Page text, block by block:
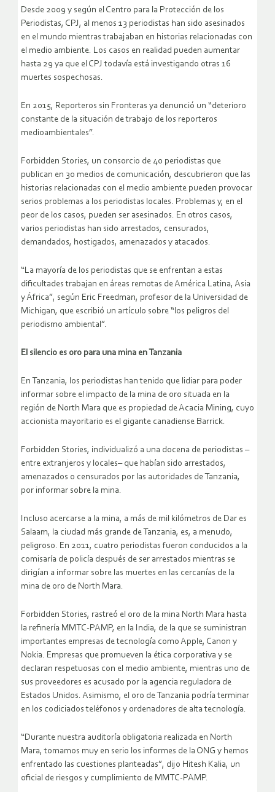
Desde 2009 y según el Centro para la Protección de los
Periodistas, CPJ, al menos 13 periodistas han sido asesinados
en el mundo mientras trabajaban en historias relacionadas con
el medio ambiente. Los casos en realidad pueden aumentar
hasta 29 ya que el CPJ todavía está investigando otras 16
muertes sospechosas.
En 2015, Reporteros sin Fronteras ya denunció un “deterioro
constante de la situación de trabajo de los reporteros
medioambientales”.
Forbidden Stories, un consorcio de 40 periodistas que
publican en 30 medios de comunicación, descubrieron que las
historias relacionadas con el medio ambiente pueden provocar
serios problemas a los periodistas locales. Problemas y, en el
peor de los casos, pueden ser asesinados. En otros casos,
varios periodistas han sido arrestados, censurados,
demandados, hostigados, amenazados y atacados.
“La mayoría de los periodistas que se enfrentan a estas
dificultades trabajan en áreas remotas de América Latina, Asia
y África”, según Eric Freedman, profesor de la Universidad de
Michigan, que escribió un artículo sobre “los peligros del
periodismo ambiental”.
El silencio es oro para una mina en Tanzania
En Tanzania, los periodistas han tenido que lidiar para poder
informar sobre el impacto de la mina de oro situada en la
región de North Mara que es propiedad de Acacia Mining, cuyo
accionista mayoritario es el gigante canadiense Barrick.
Forbidden Stories, individualizó a una docena de periodistas –
entre extranjeros y locales– que habían sido arrestados,
amenazados o censurados por las autoridades de Tanzania,
por informar sobre la mina.
Incluso acercarse a la mina, a más de mil kilómetros de Dar es
Salaam, la ciudad más grande de Tanzania, es, a menudo,
peligroso. En 2011, cuatro periodistas fueron conducidos a la
comisaría de policía después de ser arrestados mientras se
dirigían a informar sobre las muertes en las cercanías de la
mina de oro de North Mara.
Forbidden Stories, rastreó el oro de la mina North Mara hasta
la refinería MMTC-PAMP, en la India, de la que se suministran
importantes empresas de tecnología como Apple, Canon y
Nokia. Empresas que promueven la ética corporativa y se
declaran respetuosas con el medio ambiente, mientras uno de
sus proveedores es acusado por la agencia reguladora de
Estados Unidos. Asimismo, el oro de Tanzania podría terminar
en los codiciados teléfonos y ordenadores de alta tecnología.
“Durante nuestra auditoría obligatoria realizada en North
Mara, tomamos muy en serio los informes de la ONG y hemos
enfrentado las cuestiones planteadas”, dijo Hitesh Kalia, un
oficial de riesgos y cumplimiento de MMTC-PAMP.